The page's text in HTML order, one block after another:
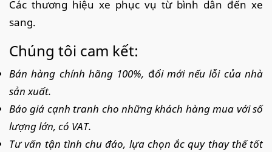
Các thương hiệu xe phục vụ từ bình dân đến xe
sang.
Chúng tôi cam kết:
Bán hàng chính hãng 100%, đổi mới nếu lỗi của nhà
sản xuất.
Báo giá cạnh tranh cho những khách hàng mua với số
lượng lớn, có VAT.
Tư vấn tận tình chu đáo, lựa chọn ắc quy thay thế tốt